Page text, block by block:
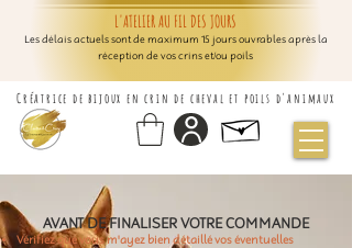
L'ATELIER AU FIL DES JOURS
Les délais actuels sont de maximum 15 jours ouvrables après la
réception de vos crins et/ou poils
Créatrice de bijoux en crin de cheval et poils d'animaux
AVANT DE FINALISER VOTRE COMMANDE
Vérifiez que vous m'ayez bien détaillé vos éventuelles